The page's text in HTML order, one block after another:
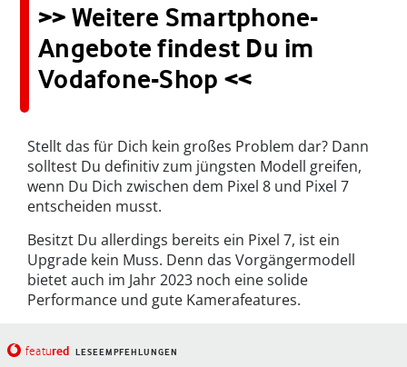
>> Weitere Smartphone-
Angebote findest Du im
Vodafone-Shop <<
Stellt das für Dich kein großes Problem dar? Dann
solltest Du definitiv zum jüngsten Modell greifen,
wenn Du Dich zwischen dem Pixel 8 und Pixel 7
entscheiden musst.
Besitzt Du allerdings bereits ein Pixel 7, ist ein
Upgrade kein Muss. Denn das Vorgängermodell
bietet auch im Jahr 2023 noch eine solide
Performance und gute Kamerafeatures.
featured LESEEMPFEHLUNGEN